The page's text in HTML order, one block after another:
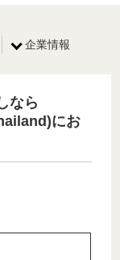
企業情報
なら
にお